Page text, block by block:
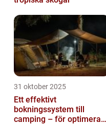
31 oktober 2025
Ett effektivt
bokningssystem till
camping – för optimerad